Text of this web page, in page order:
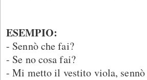
ESEMPIO:
- Sennò che fai?
- Se no cosa fai?
- Mi metto il vestito viola, sennò